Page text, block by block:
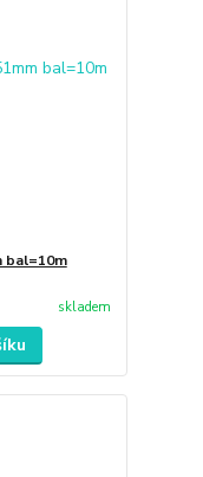
bal=10m
skladem